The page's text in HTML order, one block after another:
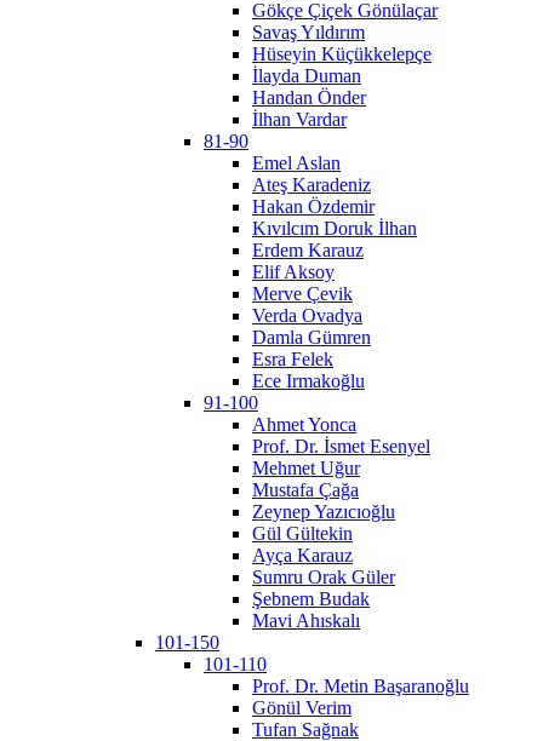
Gökçe Çiçek Gönülaçar
Savaş Yıldırım
Hüseyin Küçükkelepçe
İlayda Duman
Handan Önder
İlhan Vardar
81-90
Emel Aslan
Ateş Karadeniz
Hakan Özdemir
Kıvılcım Doruk İlhan
Erdem Karauz
Elif Aksoy
Merve Çevik
Verda Ovadya
Damla Gümren
Esra Felek
Ece Irmakoğlu
91-100
Ahmet Yonca
Prof. Dr. İsmet Esenyel
Mehmet Uğur
Mustafa Çağa
Zeynep Yazıcıoğlu
Gül Gültekin
Ayça Karauz
Sumru Orak Güler
Şebnem Budak
Mavi Ahıskalı
101-150
101-110
Prof. Dr. Metin Başaranoğlu
Gönül Verim
Tufan Sağnak